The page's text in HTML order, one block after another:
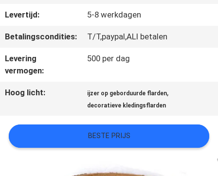
ALLE
GEVALLEN
VR
SHOW
SITEMAP
Levertijd: 5-8 werkdagen
Betalingscondities: T/T,paypal,ALI betalen
Levering
vermogen:
500 per dag
Hoog licht: ijzer op geborduurde flarden,
decoratieve kledingsflarden
BESTE PRIJS